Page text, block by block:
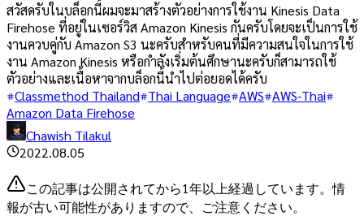
สวัสดรับในบล็อกนี้ผมจะมาสร้างตัวอย่างการใช้งาน Kinesis Data
Firehose ที่อยู่ในเซอร์วิส Amazon Kinesis กันครับโดยจะเป็นการใช้
งานควบคู่กับ Amazon S3 นะครับสำหรับคนที่มีความสนใจในการใช้
งาน Amazon Kinesis หรือกำลังเริ่มต้นศึกษานะครับก็สามารถใช้
ตัวอย่างและเนื้อหาจากบล็อกนี้นำไปต่อยอดได้ครับ
Classmethod Thailand Thai Language AWS AWS-Thai
Amazon Data Firehose
Chawish Tilakul
2022.08.05
この記事は公開されてから1年以上経過しています。情
報が古い可能性がありますので、ご注意ください。